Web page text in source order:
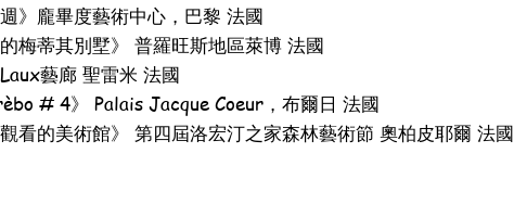
》龐畢度藝術中心，巴黎 法國
梅蒂其別墅》 普羅旺斯地區萊博 法國
藝廊 聖雷米 法國
# 4》 Palais Jacque Coeur，布爾日 法國
看的美術館》 第四屆洛宏汀之家森林藝術節 奧柏皮耶爾 法國